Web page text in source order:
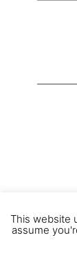
This website
assume